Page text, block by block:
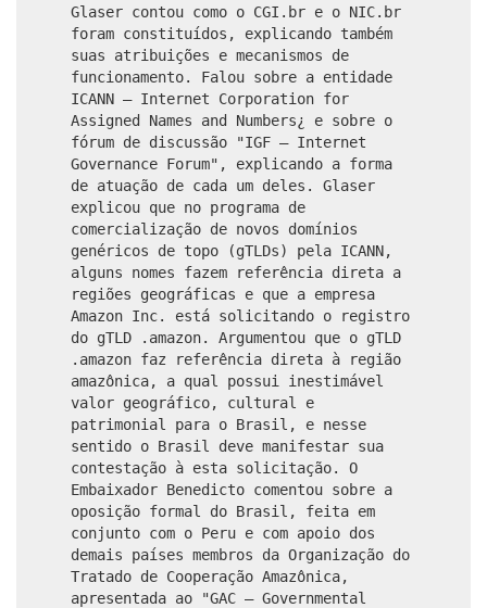
Glaser contou como o CGI.br e o NIC.br
foram constituídos, explicando também
suas atribuições e mecanismos de
funcionamento. Falou sobre a entidade
ICANN – Internet Corporation for
Assigned Names and Numbers¿ e sobre o
fórum de discussão "IGF – Internet
Governance Forum", explicando a forma
de atuação de cada um deles. Glaser
explicou que no programa de
comercialização de novos domínios
genéricos de topo (gTLDs) pela ICANN,
alguns nomes fazem referência direta a
regiões geográficas e que a empresa
Amazon Inc. está solicitando o registro
do gTLD .amazon. Argumentou que o gTLD
.amazon faz referência direta à região
amazônica, a qual possui inestimável
valor geográfico, cultural e
patrimonial para o Brasil, e nesse
sentido o Brasil deve manifestar sua
contestação à esta solicitação. O
Embaixador Benedicto comentou sobre a
oposição formal do Brasil, feita em
conjunto com o Peru e com apoio dos
demais países membros da Organização do
Tratado de Cooperação Amazônica,
apresentada ao "GAC – Governmental